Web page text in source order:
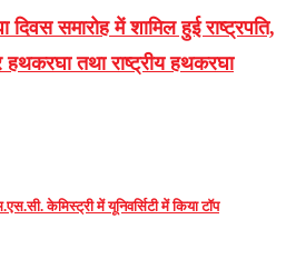
दिवस समारोह में शामिल हुई राष्ट्रपति,
तथा राष्ट्रीय हथकरघा
केमिस्ट्री में यूनिवर्सिटी में किया टॉप